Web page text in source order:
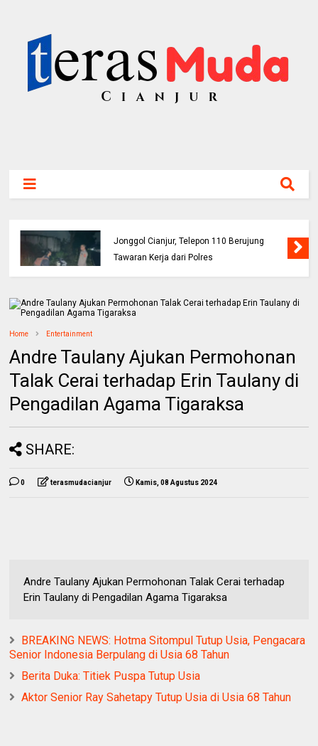
Ditemukan Meninggal, BPBD Imbau Orang
Tua Perketat Pengawasan Anak
Home Entertainment
Andre Taulany Ajukan Permohonan
Talak Cerai terhadap Erin Taulany di
Pengadilan Agama Tigaraksa
SHARE:
0 terasmudacianjur Kamis, 08 Agustus 2024
Andre Taulany Ajukan Permohonan Talak Cerai terhadap
Erin Taulany di Pengadilan Agama Tigaraksa
BREAKING NEWS: Hotma Sitompul Tutup Usia, Pengacara
Senior Indonesia Berpulang di Usia 68 Tahun
Berita Duka: Titiek Puspa Tutup Usia
Aktor Senior Ray Sahetapy Tutup Usia di Usia 68 Tahun